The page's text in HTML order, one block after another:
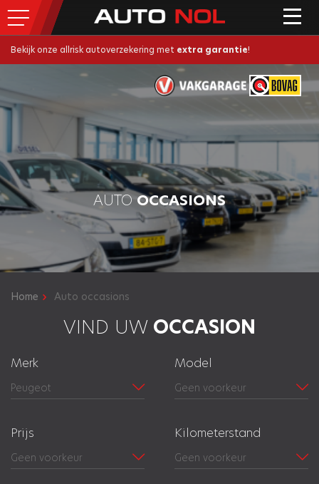
Bekijk onze allrisk autoverzekering met extra garantie!
AUTO OCCASIONS
Home Auto occasions
VIND UW OCCASION
Merk Model
Prijs Kilometerstand